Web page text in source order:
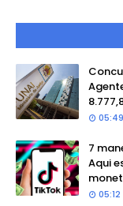
05:49
7
Aqui
05:12